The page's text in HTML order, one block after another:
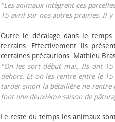
"Les animaux intègrent ces
15 avril sur nos autres prairies. Il
Outre le décalage dans le
terrains. Effectivement ils
certaines précautions. Mathieu
"On les sort début mai. Ils ont
dehors. Et on les rentre entre le
tarder sinon la bétaillère ne rentre
font une deuxième saison de
Le reste du temps les animaux